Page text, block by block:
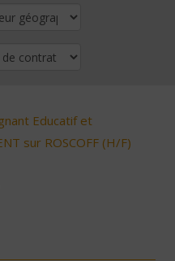
Educatif et
sur ROSCOFF (H/F)